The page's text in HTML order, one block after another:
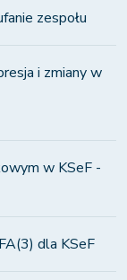
zespołu
i zmiany w
w KSeF -
dla KSeF